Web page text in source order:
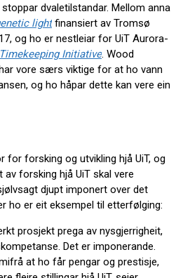
dvaletilstandar. Mellom anna
light finansiert av Tromsø
og ho er nestleiar for UiT Aurora-
Initiative. Wood
vore særs viktige for at ho vann
og ho håpar dette kan vere ein
for forsking og utvikling hjå UiT, og
forsking hjå UiT skal vere
djupt imponert over det
ho er eit eksempel til etterfølging:
prosjekt prega av nysgjerrigheit,
Det er imponerande.
at ho får pengar og prestisje,